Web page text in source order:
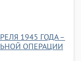
1945 ГОДА –
ОПЕРАЦИИ